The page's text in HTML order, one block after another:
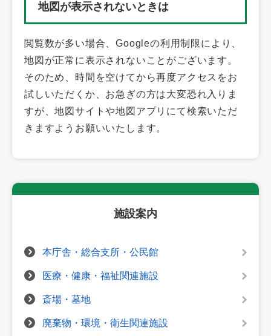
地図が表示されないときは
閲覧数が多い場合、Googleの利用制限により、
地図が正常に表示されないことがございます。
そのため、時間を空けてから再度アクセスをお
試しいただくか、お急ぎの方は大変恐れ入りま
すが、地図サイトや地図アプリにて検索いただ
きますようお願いいたします。
施設案内
本庁舎・総合支所・公民館
医療・健康・福祉関連施設
斎場・墓地
廃棄物・環境・衛生関連施設